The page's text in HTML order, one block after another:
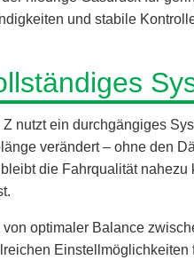
und stabile
Z nutzt ein durchgängiges
verändert – ohne den
die Fahrqualität
von optimaler Balance
Einstellmöglichkeiten